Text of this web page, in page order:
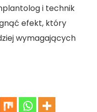
i technik
efekt, który
wymagających